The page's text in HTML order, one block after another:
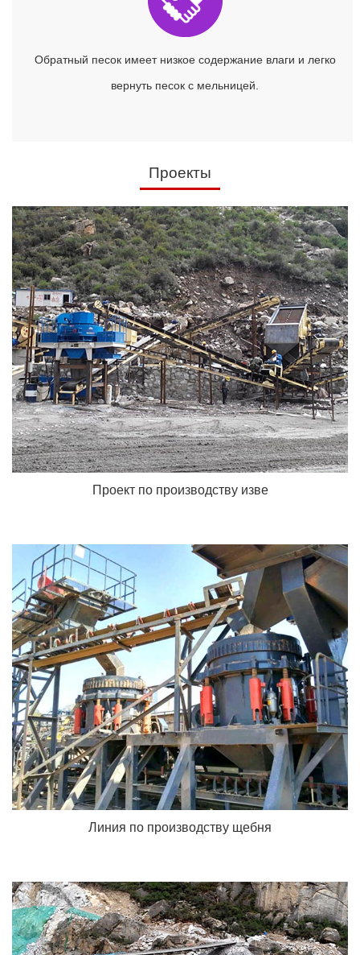
Обратный песок имеет низкое содержание влаги и легко
вернуть песок с мельницей.
Проекты
Проект по производству изве
Линия по производству щебня